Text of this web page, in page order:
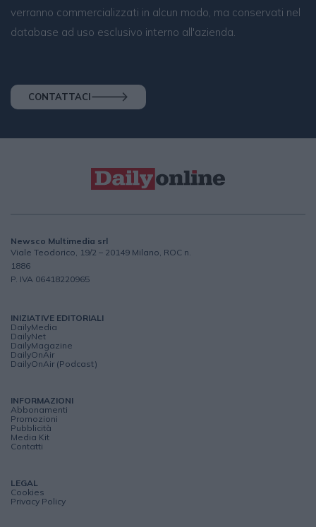
verranno commercializzati in alcun modo, ma conservati nel
database ad uso esclusivo interno all'azienda.
CONTATTACI
Newsco Multimedia srl
Viale Teodorico, 19/2 – 20149 Milano, ROC n.
1886
P. IVA 06418220965
INIZIATIVE EDITORIALI
DailyMedia
DailyNet
DailyMagazine
DailyOnAir
DailyOnAir (Podcast)
INFORMAZIONI
Abbonamenti
Promozioni
Pubblicità
Media Kit
Contatti
LEGAL
Cookies
Privacy Policy